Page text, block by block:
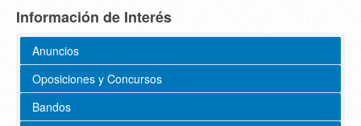
Información de Interés
Anuncios
Oposiciones y Concursos
Bandos